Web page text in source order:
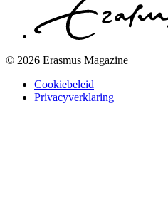
© 2026 Erasmus Magazine
Cookiebeleid
Privacyverklaring